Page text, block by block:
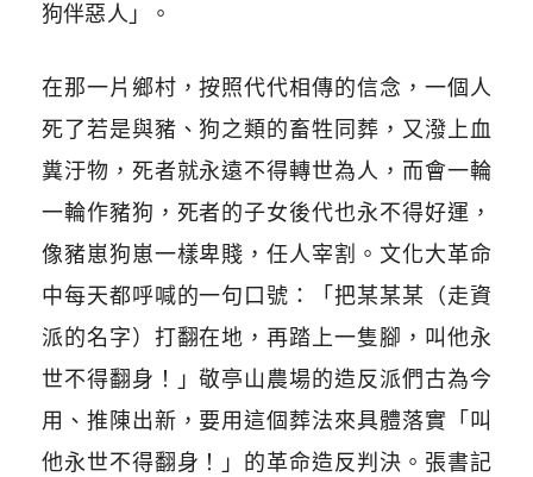
狗伴惡人」。
在那一片鄉村，按照代代相傳的信念，一個人
死了若是與豬、狗之類的畜牲同葬，又潑上血
糞汙物，死者就永遠不得轉世為人，而會一輪
一輪作豬狗，死者的子女後代也永不得好運，
像豬崽狗崽一樣卑賤，任人宰割。文化大革命
中每天都呼喊的一句口號：「把某某某（走資
派的名字）打翻在地，再踏上一隻腳，叫他永
世不得翻身！」敬亭山農場的造反派們古為今
用、推陳出新，要用這個葬法來具體落實「叫
他永世不得翻身！」的革命造反判決。張書記